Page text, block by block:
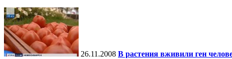
26.11.2008 В растения вживили ген